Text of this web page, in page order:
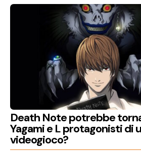
Death Note potrebbe
Yagami e L protagonisti di
videogioco?